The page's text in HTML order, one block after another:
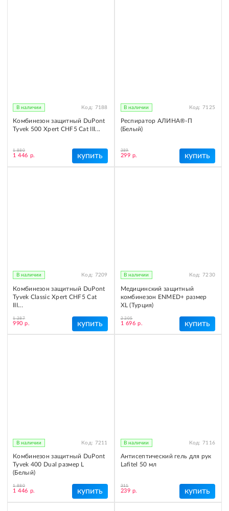
В наличии Код: 7188
Комбинезон защитный DuPont
Tyvek 500 Xpert CHF5 Cat III...
1 880
1 446 р. купить
В наличии Код: 7125
Респиратор АЛИНА®-П
(Белый)
389
299 р. купить
В наличии Код: 7209
Комбинезон защитный DuPont
Tyvek Classic Xpert CHF5 Cat
III...
1 287
990 р. купить
В наличии Код: 7230
Медицинский защитный
комбинезон ENMED+ размер
XL (Турция)
2 205
1 696 р. купить
В наличии Код: 7211
Комбинезон защитный DuPont
Tyvek 400 Dual размер L
(Белый)
1 880
1 446 р. купить
В наличии Код: 7116
Антисептический гель для рук
Lafitel 50 мл
311
239 р. купить